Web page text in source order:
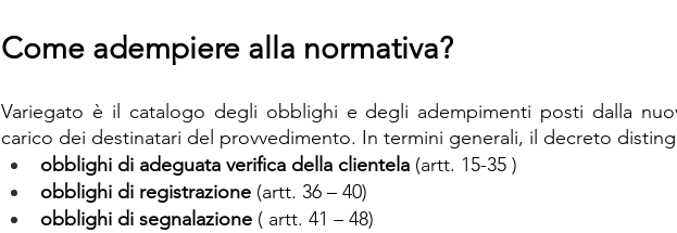
Come adempiere alla normativa?
Variegato è il catalogo degli obblighi e degli adempimenti posti dalla
carico dei destinatari del provvedimento. In termini generali, il decreto
obblighi di adeguata verifica della clientela (artt. 15-35 )
obblighi di registrazione (artt. 36 – 40)
obblighi di segnalazione ( artt. 41 – 48)